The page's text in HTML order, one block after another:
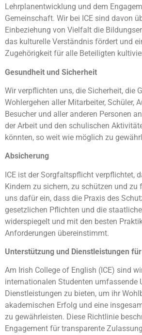
Lehrplanentwicklung und dem
Gemeinschaft. Wir bei ICE sind davon
Einbeziehung von Vielfalt die
das kulturelle Verständnis fördert und
Zugehörigkeit für alle Beteiligten
Gesundheit und Sicherheit
Wir verpflichten uns, die Sicherheit, die
Wohlergehen aller Mitarbeiter, Schüler,
Besucher und aller anderen Personen
der Arbeit und den schulischen
könnten, so weit wie möglich zu
Absicherung
ICE ist der Sorgfaltspflicht verpflichtet,
Kindern zu sichern, zu schützen und zu
uns dafür ein, dass die Praxis des
gesetzlichen Pflichten und die
widerspiegelt und mit den besten
Anforderungen übereinstimmt.
Unterstützung und Dienstleistungen
Am Irish College of English (ICE) sind
internationalen Studenten umfassende
Dienstleistungen zu bieten, um ihr
akademischen Erfolg und eine
zu gewährleisten. Diese Richtlinie
Engagement für transparente